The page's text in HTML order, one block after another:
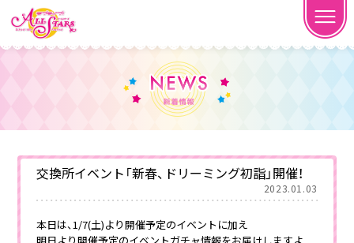
交換所イベント「新春、ドリーミング初詣」開催！
2023.01.03
本日は、1/7(土)より開催予定のイベントに加え